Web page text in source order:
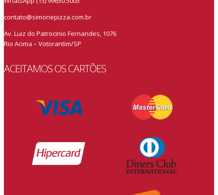
contato@simonepizza.com.br
Av. Luiz do Patrocinio Fernandes, 1076
Rio Acima – Votorantim/SP
ACEITAMOS OS CARTÕES